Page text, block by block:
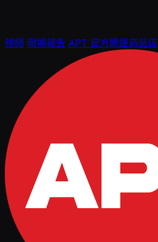
視頻 現場報告 APT 官方周邊商品店